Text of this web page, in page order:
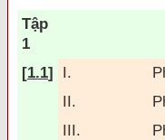
Tập
1
[1.1] I.
II.
III.